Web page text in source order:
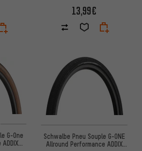
13,99€
: 5 sur 5 d'après 3 avis
G-One
Schwalbe Pneu Souple G-ONE
Allround Performance ADDIX